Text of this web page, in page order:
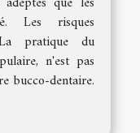
Les risques
pratique du
n'est pas
bucco-dentaire.